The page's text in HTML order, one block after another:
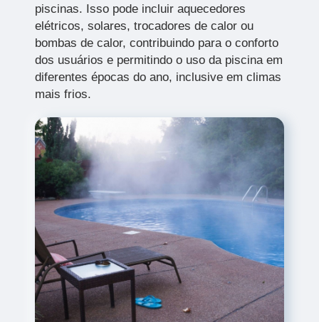
piscinas. Isso pode incluir aquecedores
elétricos, solares, trocadores de calor ou
bombas de calor, contribuindo para o conforto
dos usuários e permitindo o uso da piscina em
diferentes épocas do ano, inclusive em climas
mais frios.